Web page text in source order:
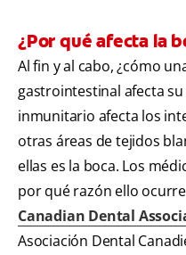
¿Por qué afecta la
Al fin y al cabo, ¿cómo
gastrointestinal afecta
inmunitario afecta los
otras áreas de tejidos
ellas es la boca. Los
por qué razón ello
Canadian Dental
Asociación Dental